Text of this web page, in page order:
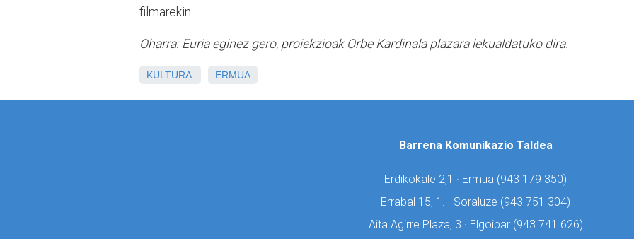
filmarekin.
Oharra: Euria eginez gero, proiekzioak Orbe Kardinala plazara lekualdatuko dira.
KULTURA ERMUA
Barrena Komunikazio Taldea
Erdikokale 2,1 · Ermua (943 179 350)
Errabal 15, 1. · Soraluze (943 751 304)
Aita Agirre Plaza, 3 · Elgoibar (943 741 626)